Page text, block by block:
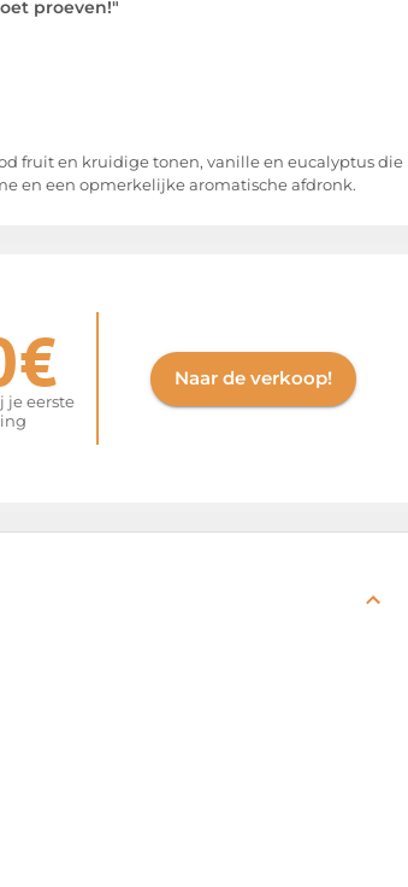
proeven!"
fruit en kruidige tonen, vanille en eucalyptus die
en een opmerkelijke aromatische afdronk.
je eerste
Naar de verkoop!